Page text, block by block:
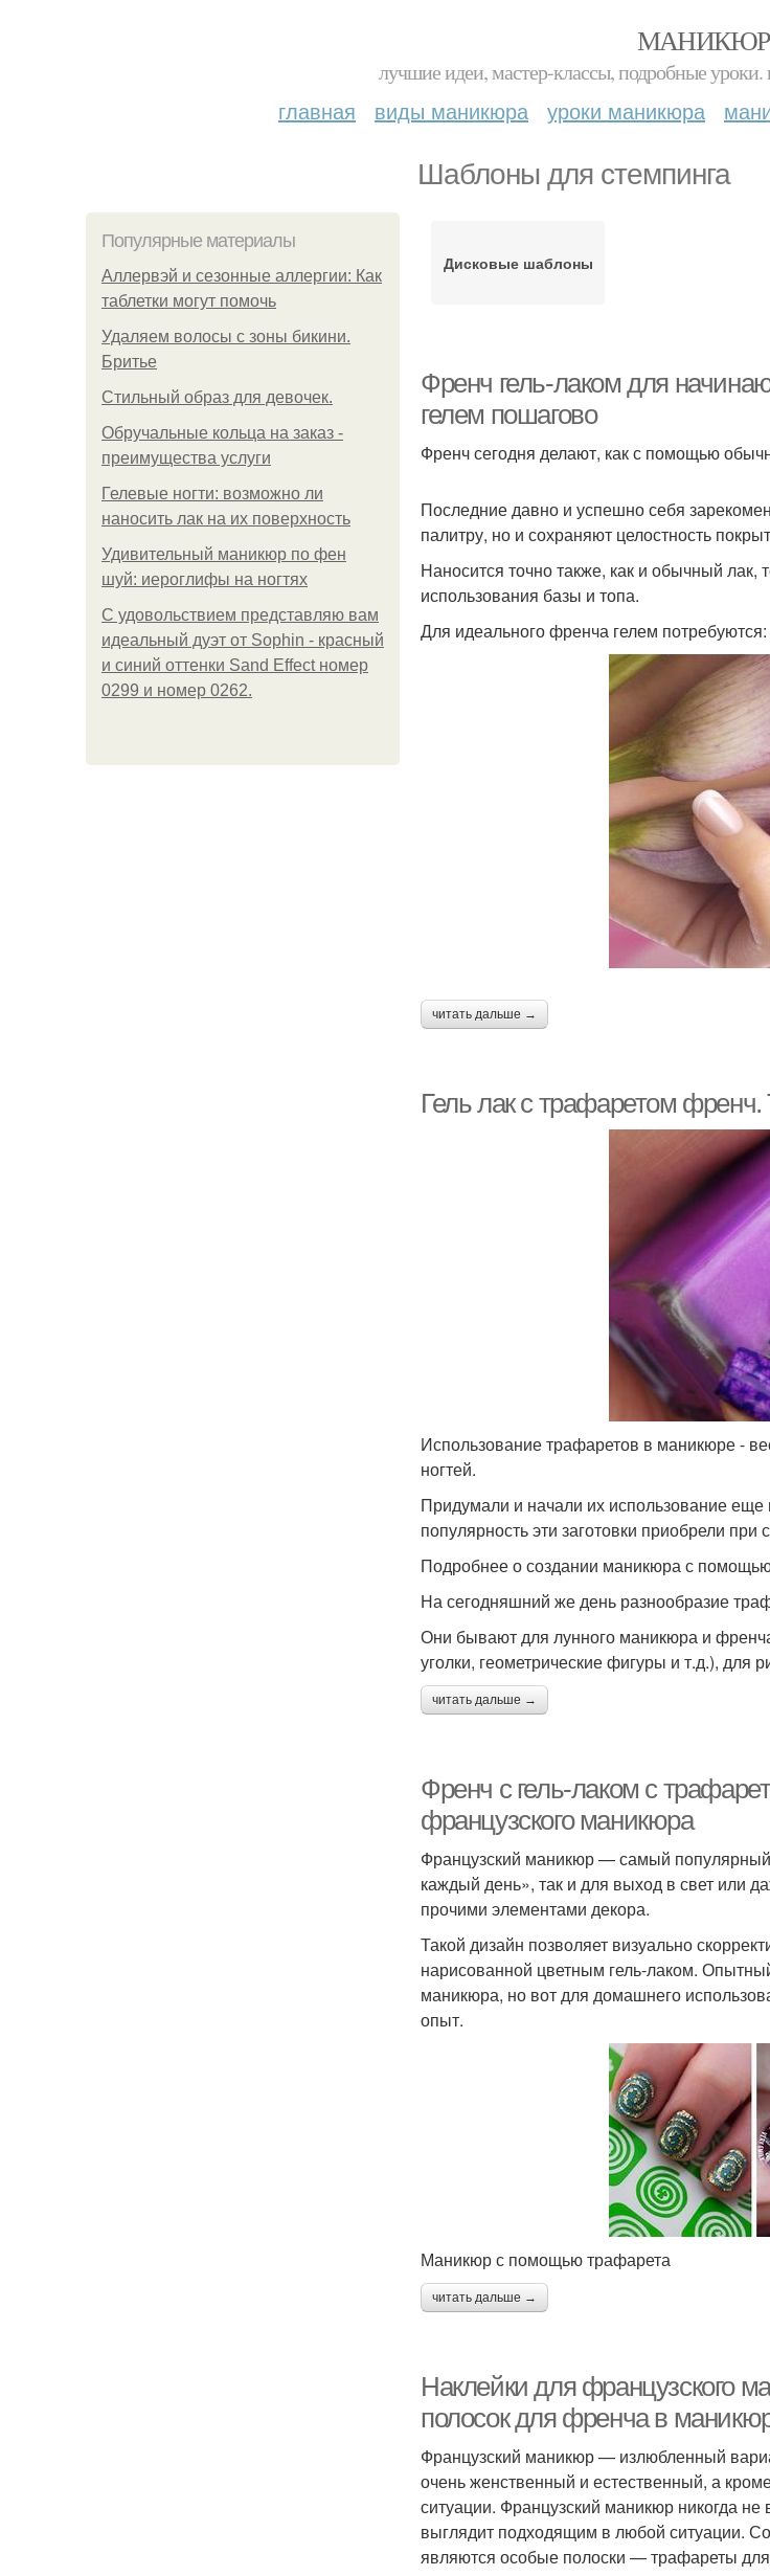
МАНИКЮР
лучшие идеи, мастер-классы, подробные
главная виды маникюра уроки маникюра
Шаблоны для стемпинга
Популярные материалы
Аллервэй и сезонные аллергии: Как
таблетки могут помочь
Удаляем волосы с зоны бикини.
Бритье
Стильный образ для девочек.
Обручальные кольца на заказ -
преимущества услуги
Гелевые ногти: возможно ли
наносить лак на их поверхность
Удивительный маникюр по фен
шуй: иероглифы на ногтях
С удовольствием представляю вам
идеальный дуэт от Sophin - красный
и синий оттенки Sand Effect номер
0299 и номер 0262.
Дисковые шаблоны
Френч гель-лаком для
гелем пошагово
Френч сегодня делают, как с помощью
Последние давно и успешно себя
палитру, но и сохраняют целостность
Наносится точно также, как и обычный лак,
использования базы и топа.
Для идеального френча гелем потребуются:
читать дальше →
Гель лак с трафаретом
Использование трафаретов в маникюре -
ногтей.
Придумали и начали их использование
популярность эти заготовки приобрели
Подробнее о создании маникюра с
На сегодняшний же день разнообразие
Они бывают для лунного маникюра и
уголки, геометрические фигуры и т.д.), для
читать дальше →
Френч с гель-лаком с
французского маникюра
Французский маникюр — самый
каждый день», так и для выход в свет или
прочими элементами декора.
Такой дизайн позволяет визуально
нарисованной цветным гель-лаком.
маникюра, но вот для домашнего
опыт.
Маникюр с помощью трафарета
читать дальше →
Наклейки для французского
полосок для френча в
Французский маникюр — излюбленный
очень женственный и естественный, а
ситуации. Французский маникюр никогда
выглядит подходящим в любой ситуации.
являются особые полоски — трафареты